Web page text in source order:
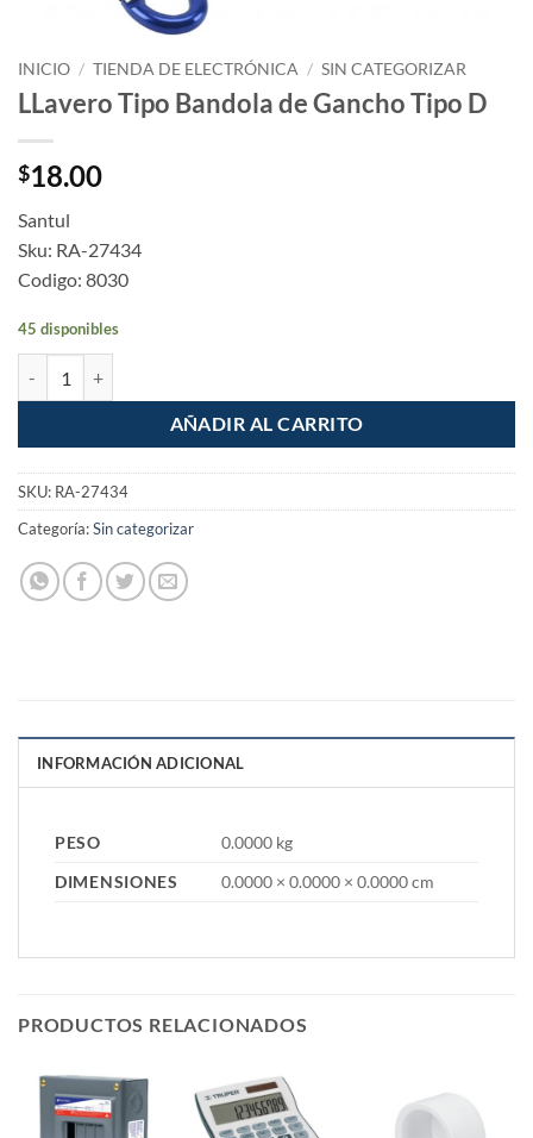
INICIO / TIENDA DE ELECTRÓNICA / SIN CATEGORIZAR
LLavero Tipo Bandola de Gancho Tipo D
$18.00
Santul
Sku: RA-27434
Codigo: 8030
45 disponibles
AÑADIR AL CARRITO
SKU: RA-27434
Categoría:Sin categorizar
INFORMACIÓN ADICIONAL
PESO
0.0000 kg
DIMENSIONES
0.0000 × 0.0000 × 0.0000 cm
PRODUCTOS RELACIONADOS